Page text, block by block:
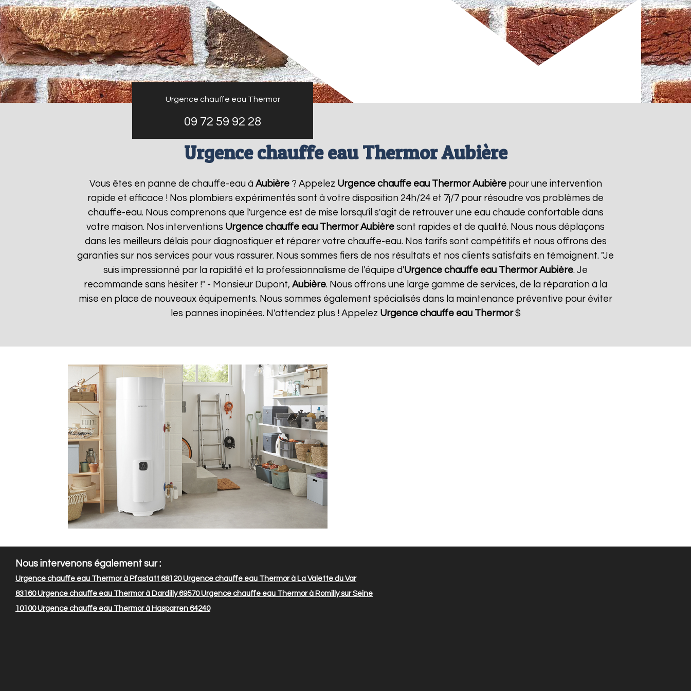
Urgence chauffe eau Thermor
09 72 59 92 28
Urgence chauffe eau Thermor Aubière
Vous êtes en panne de chauffe-eau à Aubière? Appelez Urgence chauffe eau Thermor Aubièrepour une intervention
rapide et efficace ! Nos plombiers expérimentés sont à votre disposition 24h/24 et 7j/7 pour résoudre vos problèmes de
chauffe-eau. Nous comprenons que l'urgence est de mise lorsqu'il s'agit de retrouver une eau chaude confortable dans
votre maison. Nos interventions Urgence chauffe eau Thermor Aubière sont rapides et de qualité. Nous nous déplaçons
dans les meilleurs délais pour diagnostiquer et réparer votre chauffe-eau. Nos tarifs sont compétitifs et nous offrons des
garanties sur nos services pour vous rassurer. Nous sommes fiers de nos résultats et nos clients satisfaits en témoignent. "Je
suis impressionné par la rapidité et la professionnalisme de l'équipe d'Urgence chauffe eau Thermor Aubière. Je
recommande sans hésiter !" - Monsieur Dupont, Aubière. Nous offrons une large gamme de services, de la réparation à la
mise en place de nouveaux équipements. Nous sommes également spécialisés dans la maintenance préventive pour éviter
les pannes inopinées. N'attendez plus ! Appelez Urgence chauffe eau Thermor$
Nous intervenons également sur :
Urgence chauffe eau Thermor à Pfastatt 68120Urgence chauffe eau Thermor à La Valette du Var
83160Urgence chauffe eau Thermor à Dardilly 69570Urgence chauffe eau Thermor à Romilly sur Seine
10100Urgence chauffe eau Thermor à Hasparren 64240